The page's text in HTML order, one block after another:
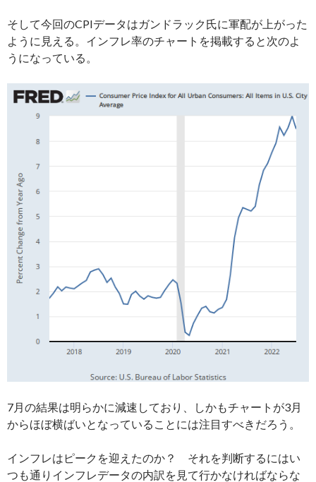
そして今回のCPIデータはガンドラック氏に軍配が上がった
ように見える。インフレ率のチャートを掲載すると次のよ
うになっている。
7月の結果は明らかに減速しており、しかもチャートが3月
からほぼ横ばいとなっていることには注目すべきだろう。
インフレはピークを迎えたのか？ それを判断するにはい
つも通りインフレデータの内訳を見て行かなければならな